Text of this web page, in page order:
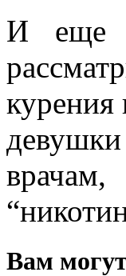
И еще
Вам